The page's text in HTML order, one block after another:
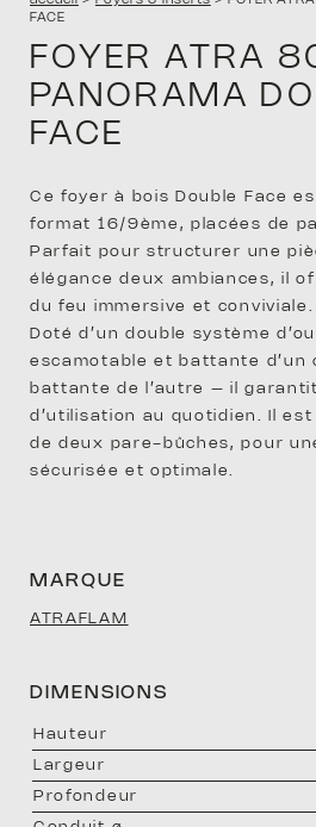
FACE
FOYER ATRA
PANORAMA
FACE
Ce foyer à bois Double Face
format 16/9ème, placées de
Parfait pour structurer une
élégance deux ambiances, il
du feu immersive et conviviale.
Doté d’un double système
escamotable et battante d’un
battante de l’autre – il
d’utilisation au quotidien. Il
de deux pare-bûches, pour
sécurisée et optimale.
MARQUE
ATRAFLAM
DIMENSIONS
hauteur
largeur
profondeur